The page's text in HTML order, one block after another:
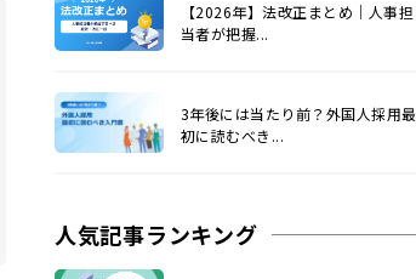
【2026年】法改正まとめ｜人事担
当者が把握...
3年後には当たり前？外国人採用最
初に読むべき...
人気記事ランキング